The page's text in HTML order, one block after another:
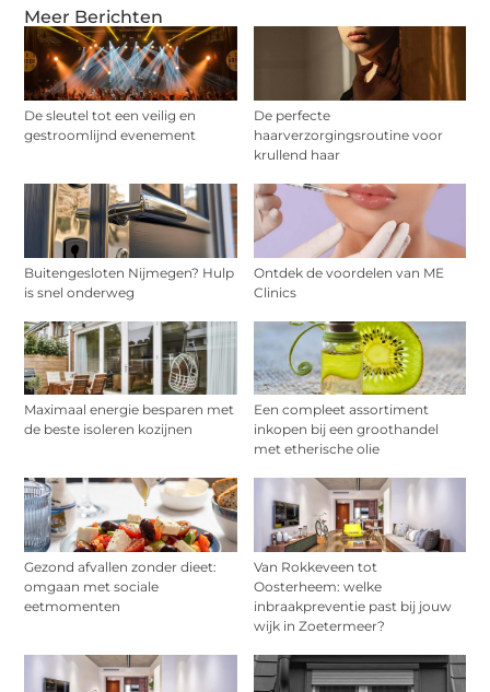
Meer Berichten
De sleutel tot een veilig en
gestroomlijnd evenement
De perfecte
haarverzorgingsroutine voor
krullend haar
Buitengesloten Nijmegen? Hulp
is snel onderweg
Ontdek de voordelen van ME
Clinics
Maximaal energie besparen met
de beste isoleren kozijnen
Een compleet assortiment
inkopen bij een groothandel
met etherische olie
Gezond afvallen zonder dieet:
omgaan met sociale
eetmomenten
Van Rokkeveen tot
Oosterheem: welke
inbraakpreventie past bij jouw
wijk in Zoetermeer?